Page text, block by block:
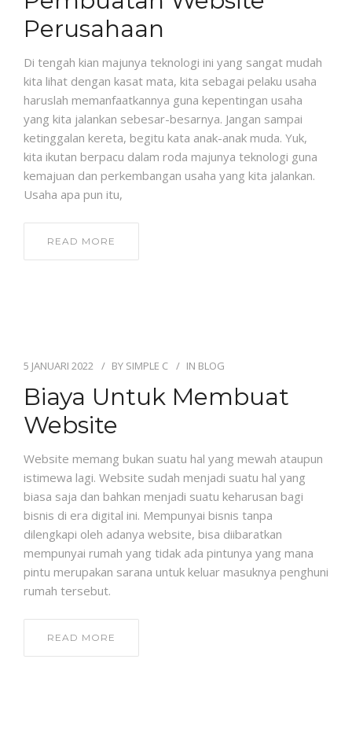
Perusahaan
Di tengah kian majunya teknologi ini yang sangat mudah
kita lihat dengan kasat mata, kita sebagai pelaku usaha
haruslah memanfaatkannya guna kepentingan usaha
yang kita jalankan sebesar-besarnya. Jangan sampai
ketinggalan kereta, begitu kata anak-anak muda. Yuk,
kita ikutan berpacu dalam roda majunya teknologi guna
kemajuan dan perkembangan usaha yang kita jalankan.
Usaha apa pun itu,
READ MORE
5 JANUARI 2022 BY SIMPLE C IN BLOG
Biaya Untuk Membuat
Website
Website memang bukan suatu hal yang mewah ataupun
istimewa lagi. Website sudah menjadi suatu hal yang
biasa saja dan bahkan menjadi suatu keharusan bagi
bisnis di era digital ini. Mempunyai bisnis tanpa
dilengkapi oleh adanya website, bisa diibaratkan
mempunyai rumah yang tidak ada pintunya yang mana
pintu merupakan sarana untuk keluar masuknya penghuni
rumah tersebut.
READ MORE